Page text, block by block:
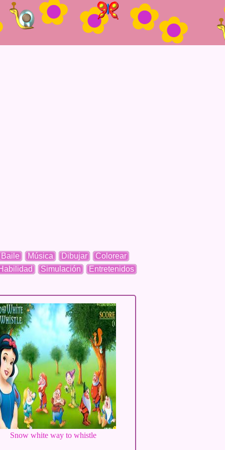
Baile Música Dibujar
Colorear
Simulación
Entretenidos
Snow white way to whistle